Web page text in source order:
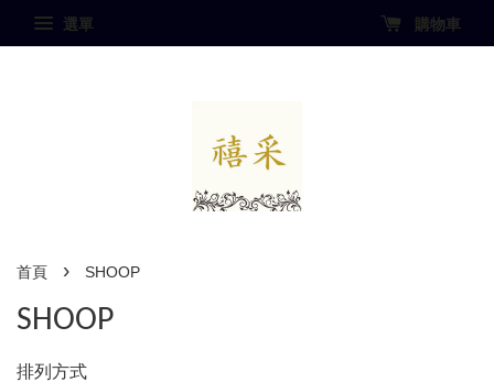
選單 購物車
首頁 › SHOOP
SHOOP
排列方式